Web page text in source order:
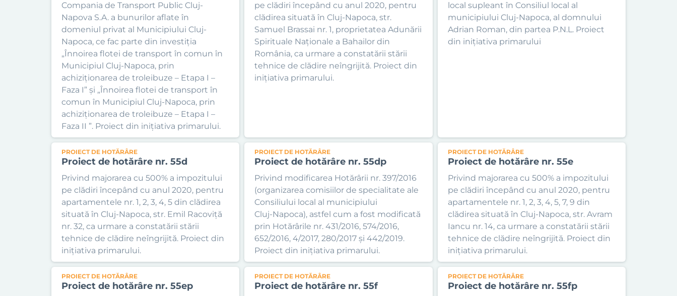
Compania de Transport Public Cluj-
Napova S.A. a bunurilor aflate în
domeniul privat al Municipiului Cluj-
Napoca, ce fac parte din investiția
„Înnoirea flotei de transport în comun în
Municipiul Cluj-Napoca, prin
achiziționarea de troleibuze – Etapa I –
Faza I” și „Înnoirea flotei de transport în
comun în Municipiul Cluj-Napoca, prin
achiziționarea de troleibuze – Etapa I –
Faza II ”. Proiect din inițiativa primarului.
pe clădiri începând cu anul 2020, pentru
clădirea situată în Cluj-Napoca, str.
Samuel Brassai nr. 1, proprietatea Adunării
Spirituale Naționale a Bahailor din
România, ca urmare a constatării stării
tehnice de clădire neîngrijită. Proiect din
inițiativa primarului.
local supleant în Consiliul local al
municipiului Cluj-Napoca, al domnului
Adrian Roman, din partea P.N.L. Proiect
din inițiativa primarului
PROIECT DE HOTĂRÂRE
Proiect de hotărâre nr. 55d
Privind majorarea cu 500% a impozitului
pe clădiri începând cu anul 2020, pentru
apartamentele nr. 1, 2, 3, 4, 5 din clădirea
situată în Cluj-Napoca, str. Emil Racoviță
nr. 32, ca urmare a constatării stării
tehnice de clădire neîngrijită. Proiect din
inițiativa primarului.
PROIECT DE HOTĂRÂRE
Proiect de hotărâre nr. 55dp
Privind modificarea Hotărârii nr. 397/2016
(organizarea comisiilor de specialitate ale
Consiliului local al municipiului
Cluj-Napoca), astfel cum a fost modificată
prin Hotărârile nr. 431/2016, 574/2016,
652/2016, 4/2017, 280/2017 și 442/2019.
Proiect din inițiativa primarului.
PROIECT DE HOTĂRÂRE
Proiect de hotărâre nr. 55e
Privind majorarea cu 500% a impozitului
pe clădiri începând cu anul 2020, pentru
apartamentele nr. 1, 2, 3, 4, 5, 7, 9 din
clădirea situată în Cluj-Napoca, str. Avram
Iancu nr. 14, ca urmare a constatării stării
tehnice de clădire neîngrijită. Proiect din
inițiativa primarului.
PROIECT DE HOTĂRÂRE
Proiect de hotărâre nr. 55ep
PROIECT DE HOTĂRÂRE
Proiect de hotărâre nr. 55f
PROIECT DE HOTĂRÂRE
Proiect de hotărâre nr. 55fp